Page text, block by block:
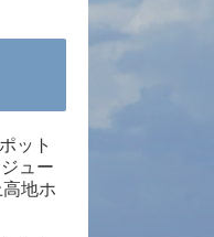
ット
ュー
地ホ